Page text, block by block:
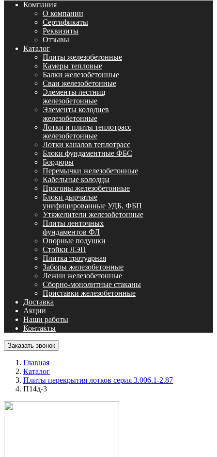
Компания
О компании
Сертификаты
Реквизиты
Отзывы
Каталог
Плиты железобетонные
Камеры тепловые
Балки железобетонные
Сваи железобетонные
Элементы лестниц
железобетонные
Элементы колодцев
железобетонные
Лотки и плиты теплотрасс
железобетонные
Лотки каналов теплотрасс
Блоки фундаментные ФБС
Бордюры
Перемычки железобетонные
Кабельные колодцы
Прогоны железобетонные
Блоки дырчатые
унифицированные УДБ, ФБП
Утяжелители железобетонные
Плиты ленточных
фундаментов ФЛ
Опорные подушки
Стойки ЛЭП
Плитка тротуарная
Заборы железобетонные
Лежни железобетонные
Сборно-монолитные стаканы
Приставки железобетонные
Доставка
Акции
Наши работы
Контакты
Заказать звонок
Главная
Каталог
Плиты перекрытия лотков серия 3.006.1-2.87
П14д-3